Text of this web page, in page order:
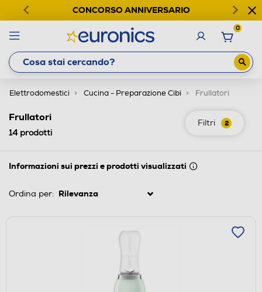
CONCORSO ANNIVERSARIO
0
Elettrodomestici Cucina - Preparazione Cibi Frullatori
Filtri 2
Frullatori
14prodotti
Informazioni sui prezzi e prodotti visualizzati
Ordina per: